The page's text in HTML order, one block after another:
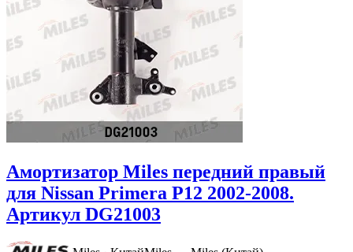
Амортизатор Miles передний правый
для Nissan Primera P12 2002-2008.
Артикул DG21003